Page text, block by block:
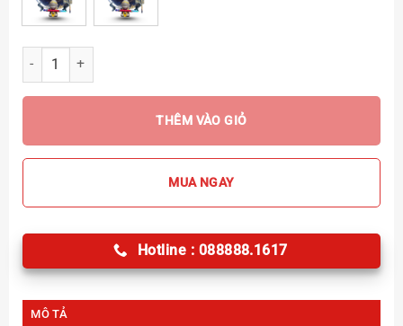
Đĩa xào kem Dior Gifts Limited số lượng
THÊM VÀO GIỎ
MUA NGAY
Hotline : 088888.1617
MÔ TẢ